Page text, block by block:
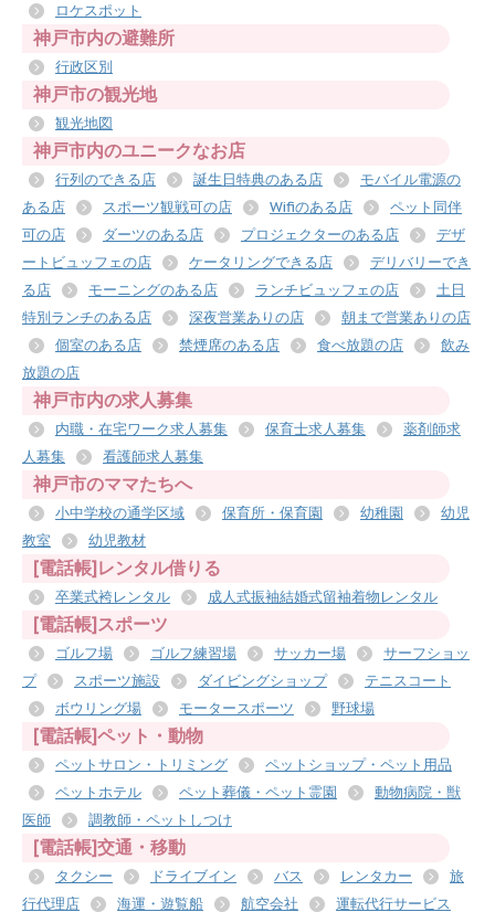
ロケスポット
神戸市内の避難所
行政区別
神戸市の観光地
観光地図
神戸市内のユニークなお店
行列のできる店 誕生日特典のある店
モバイル電源の
ある店
スポーツ観戦可の店 Wifiのある店
ペット同伴
可の店
ダーツのある店 プロジェクターのある店
デザ
ートビュッフェの店
ケータリングできる店
デリバリーでき
る店
モーニングのある店 ランチビュッフェの店
土日
特別ランチのある店
深夜営業ありの店
朝まで営業ありの店
個室のある店
禁煙席のある店 食べ放題の店
飲み
放題の店
神戸市内の求人募集
内職・在宅ワーク求人募集 保育士求人募集
薬剤師求
人募集
看護師求人募集
神戸市のママたちへ
小中学校の通学区域 保育所・保育園 幼稚園
幼児
教室
幼児教材
[電話帳]レンタル借りる
卒業式袴レンタル 成人式振袖結婚式留袖着物レンタル
[電話帳]スポーツ
ゴルフ場 ゴルフ練習場 サッカー場
サーフショッ
プ
スポーツ施設 ダイビングショップ
テニスコート
ボウリング場
モータースポーツ 野球場
[電話帳]ペット・動物
ペットサロン・トリミング
ペットショップ・ペット用品
ペットホテル
ペット葬儀・ペット霊園
動物病院・獣
医師
調教師・ペットしつけ
[電話帳]交通・移動
タクシー ドライブイン バス レンタカー
旅
行代理店
海運・遊覧船 航空会社 運転代行サービス